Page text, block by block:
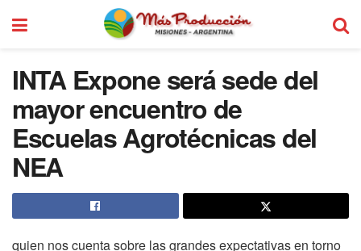
INTA Expone será sede del
mayor encuentro de
Escuelas Agrotécnicas del
NEA
quien nos cuenta sobre las grandes expectativas en torno